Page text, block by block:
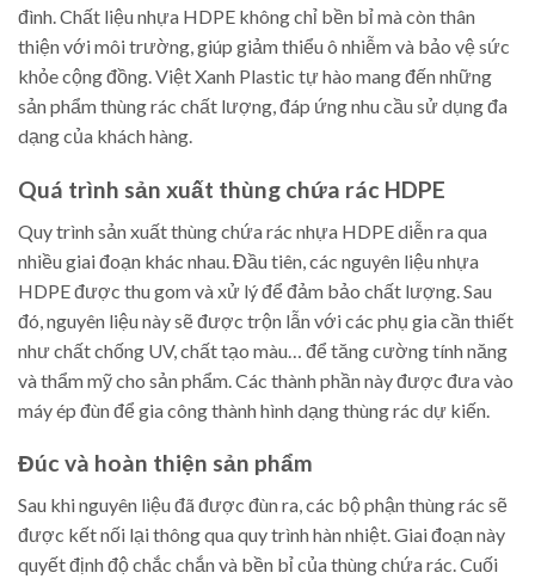
đình. Chất liệu nhựa HDPE không chỉ bền bỉ mà còn thân
thiện với môi trường, giúp giảm thiểu ô nhiễm và bảo vệ sức
khỏe cộng đồng. Việt Xanh Plastic tự hào mang đến những
sản phẩm thùng rác chất lượng, đáp ứng nhu cầu sử dụng đa
dạng của khách hàng.
Quá trình sản xuất thùng chứa rác HDPE
Quy trình sản xuất thùng chứa rác nhựa HDPE diễn ra qua
nhiều giai đoạn khác nhau. Đầu tiên, các nguyên liệu nhựa
HDPE được thu gom và xử lý để đảm bảo chất lượng. Sau
đó, nguyên liệu này sẽ được trộn lẫn với các phụ gia cần thiết
như chất chống UV, chất tạo màu… để tăng cường tính năng
và thẩm mỹ cho sản phẩm. Các thành phần này được đưa vào
máy ép đùn để gia công thành hình dạng thùng rác dự kiến.
Đúc và hoàn thiện sản phẩm
Sau khi nguyên liệu đã được đùn ra, các bộ phận thùng rác sẽ
được kết nối lại thông qua quy trình hàn nhiệt. Giai đoạn này
quyết định độ chắc chắn và bền bỉ của thùng chứa rác. Cuối